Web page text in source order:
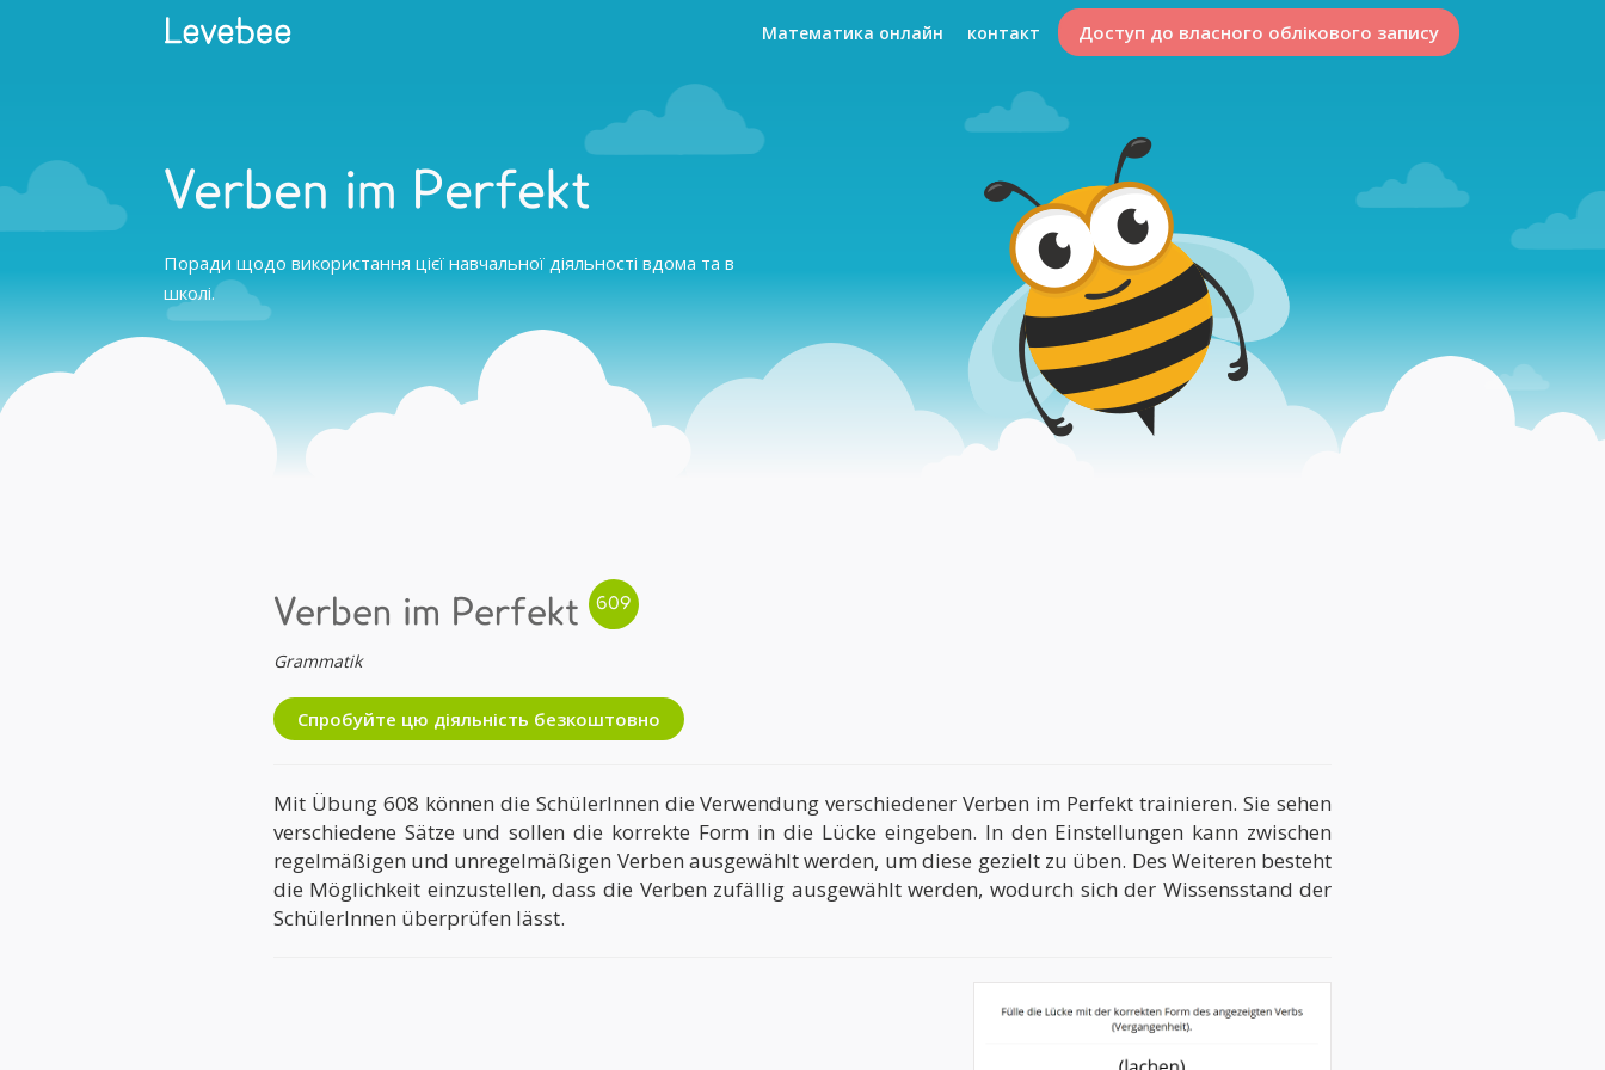
Математика онлайн контакт Доступ до власного облікового запису
Verben im Perfekt
Поради щодо використання цієї навчальної діяльності вдома та в
школі.
Verben im Perfekt
Grammatik
Спробуйте цю діяльність безкоштовно
Mit Übung 608 können die SchülerInnen die Verwendung verschiedener Verben im Perfekt trainieren. Sie sehen
verschiedene Sätze und sollen die korrekte Form in die Lücke eingeben. In den Einstellungen kann zwischen
regelmäßigen und unregelmäßigen Verben ausgewählt werden, um diese gezielt zu üben. Des Weiteren besteht
die Möglichkeit einzustellen, dass die Verben zufällig ausgewählt werden, wodurch sich der Wissensstand der
SchülerInnen überprüfen lässt.